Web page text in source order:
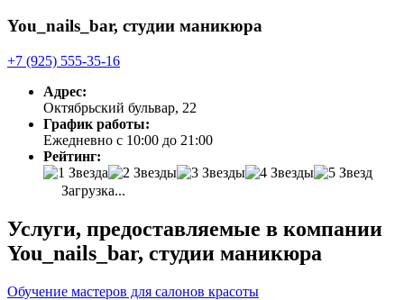
You_nails_bar, студии маникюра
+7 (925) 555-35-16
Адрес:
Октябрьский бульвар, 22
График работы:
Ежедневно с 10:00 до 21:00
Рейтинг:
Загрузка...
Услуги, предоставляемые в компании
You_nails_bar, студии маникюра
Обучение мастеров для салонов красоты